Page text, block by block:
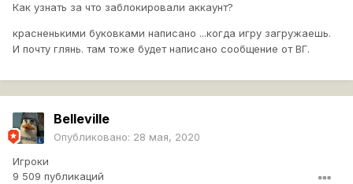
Как узнать за что заблокировали аккаунт?
красненькими буковками написано ...когда игру загружаешь.
И почту глянь. там тоже будет написано сообщение от ВГ.
Belleville
Опубликовано: 28 мая, 2020
Игроки
9 509 публикаций